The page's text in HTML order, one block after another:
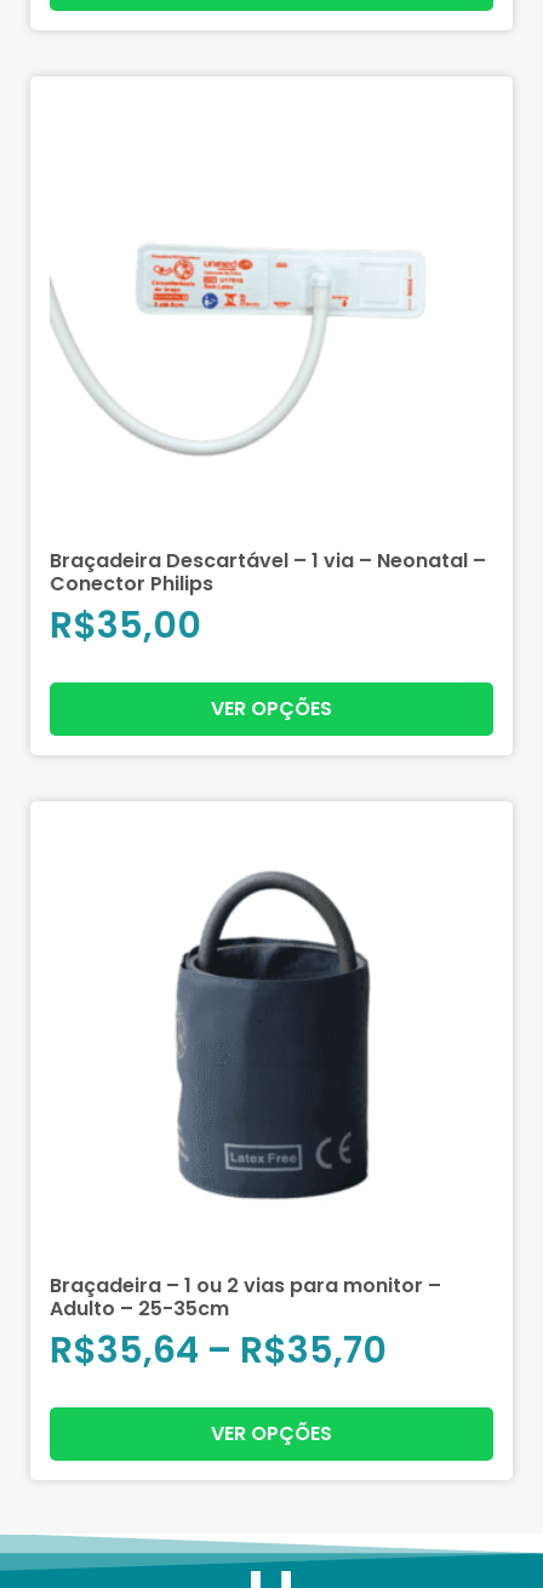
Braçadeira Descartável – 1 via – Neonatal –
Conector Philips
R$35,00
VER OPÇÕES
Braçadeira – 1 ou 2 vias para monitor –
Adulto – 25-35cm
R$35,64 – R$35,70
VER OPÇÕES